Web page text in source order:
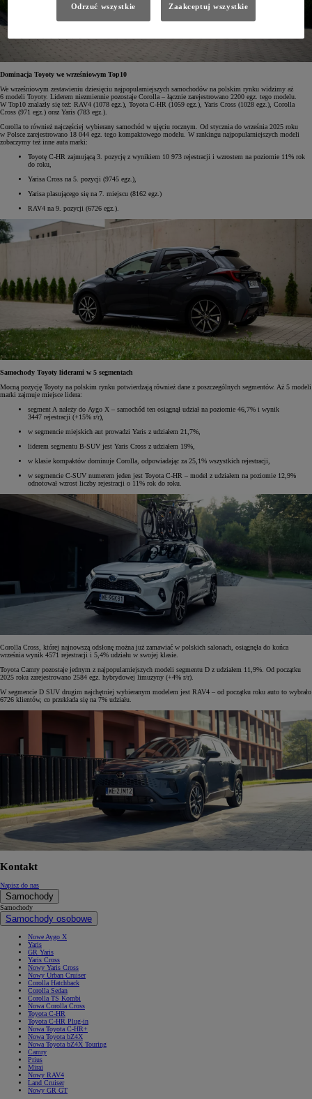
Dominacja Toyoty we wrześniowym Top10
We wrześniowym zestawieniu dziesięciu najpopularniejszych samochodów na polskim rynku widzimy aż
6 modeli Toyoty. Liderem niezmiennie pozostaje Corolla – łącznie zarejestrowano 2200 egz. tego modelu.
W Top10 znalazły się też: RAV4 (1078 egz.), Toyota C-HR (1059 egz.), Yaris Cross (1028 egz.), Corolla
Cross (971 egz.) oraz Yaris (783 egz.).
Corolla to również najczęściej wybierany samochód w ujęciu rocznym. Od stycznia do września 2025 roku
w Polsce zarejestrowano 18 044 egz. tego kompaktowego modelu. W rankingu najpopularniejszych modeli
zobaczymy też inne auta marki:
Toyotę C-HR zajmującą 3. pozycję z wynikiem 10 973 rejestracji i wzrostem na poziomie 11% rok
do roku,
Yarisa Cross na 5. pozycji (9745 egz.),
Yarisa plasującego się na 7. miejscu (8162 egz.)
RAV4 na 9. pozycji (6726 egz.).
Samochody Toyoty liderami w 5 segmentach
Mocną pozycję Toyoty na polskim rynku potwierdzają również dane z poszczególnych segmentów. Aż 5 modeli
marki zajmuje miejsce lidera:
segment A należy do Aygo X – samochód ten osiągnął udział na poziomie 46,7% i wynik
3447 rejestracji (+15% r/r),
w segmencie miejskich aut prowadzi Yaris z udziałem 21,7%,
liderem segmentu B-SUV jest Yaris Cross z udziałem 19%,
w klasie kompaktów dominuje Corolla, odpowiadając za 25,1% wszystkich rejestracji,
w segmencie C-SUV numerem jeden jest Toyota C-HR – model z udziałem na poziomie 12,9%
odnotował wzrost liczby rejestracji o 11% rok do roku.
Corolla Cross, której najnowszą odsłonę można już zamawiać w polskich salonach, osiągnęła do końca
września wynik 4571 rejestracji i 5,4% udziału w swojej klasie.
Toyota Camry pozostaje jednym z najpopularniejszych modeli segmentu D z udziałem 11,9%. Od początku
2025 roku zarejestrowano 2584 egz. hybrydowej limuzyny (+4% r/r).
W segmencie D SUV drugim najchętniej wybieranym modelem jest RAV4 – od początku roku auto to wybrało
6726 klientów, co przekłada się na 7% udziału.
Kontakt
Napisz do nas
Samochody
Samochody
Samochody osobowe
Nowe Aygo X
Yaris
GR Yaris
Yaris Cross
Nowy Yaris Cross
Nowy Urban Cruiser
Corolla Hatchback
Corolla Sedan
Corolla TS Kombi
Nowa Corolla Cross
Toyota C-HR
Toyota C-HR Plug-in
Nowa Toyota C-HR+
Nowa Toyota bZ4X
Nowa Toyota bZ4X Touring
Camry
Prius
Mirai
Nowy RAV4
Land Cruiser
Nowy GR GT
Odrzuć wszystkie Zaakceptuj wszystkie